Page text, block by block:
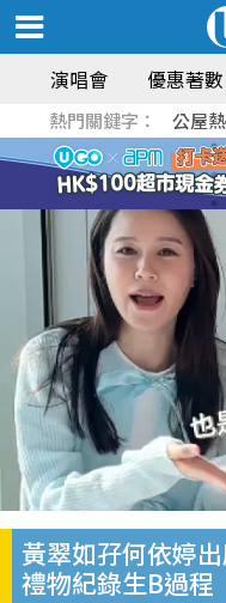
演唱會 優惠著數
熱門關鍵字： 公屋
黃翠如孖何依婷
禮物紀錄生B過程